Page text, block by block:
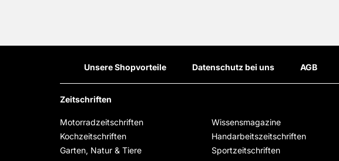
Unsere Shopvorteile Datenschutz bei uns AGB
Zeitschriften
Motorradzeitschriften Wissensmagazine
Kochzeitschriften
Handarbeitszeitschriften
Garten, Natur & Tiere
Sportzeitschriften